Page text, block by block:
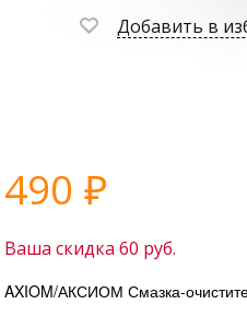
Добавить в
490 ₽
Ваша скидка 60 руб.
AXIOM/АКСИОМ Смазка-